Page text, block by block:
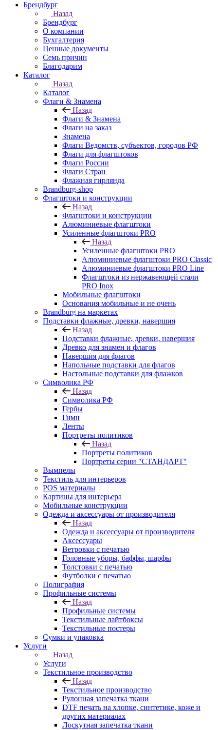
Брендбург
Назад
Брендбург
О компании
Бухгалтерия
Ценные документы
Семь причин
Благодарим
Каталог
Назад
Каталог
Флаги & Знамена
Назад
Флаги & Знамена
Флаги на заказ
Знамена
Флаги Ведомств, субъектов, городов РФ
Флаги для флагштоков
Флаги России
Флаги Стран
Флажная гирлянда
Brandburg-shop
Флагштоки и конструкции
Назад
Флагштоки и конструкции
Алюминиевые флагштоки
Усиленные флагштоки PRO
Назад
Усиленные флагштоки PRO
Алюминиевые флагштоки PRO Classic
Алюминиевые флагштоки PRO Line
Флагштоки из нержавеющей стали
PRO Inox
Мобильные флагштоки
Основания мобильные и не очень
Brandburg на маркетах
Подставки флажные, древки, навершия
Назад
Подставки флажные, древки, навершия
Древко для знамен и флагов
Навершия для флагов
Напольные подставки для флагов
Настольные подставки для флажков
Символика РФ
Назад
Символика РФ
Гербы
Гимн
Ленты
Портреты политиков
Назад
Портреты политиков
Портреты серии "СТАНДАРТ"
Вымпелы
Текстиль для интерьеров
POS материалы
Картины для интерьера
Мобильные конструкции
Одежда и аксессуары от производителя
Назад
Одежда и аксессуары от производителя
Аксессуары
Ветровки с печатью
Головные уборы, баффы, шарфы
Толстовки с печатью
Футболки с печатью
Полиграфия
Профильные системы
Назад
Профильные системы
Текстильные лайтбоксы
Текстильные постеры
Сумки и упаковка
Услуги
Назад
Услуги
Текстильное производство
Назад
Текстильное производство
Рулонная запечатка ткани
DTF печать на хлопке, синтетике, коже и
других материалах
Лоскутная запечатка ткани